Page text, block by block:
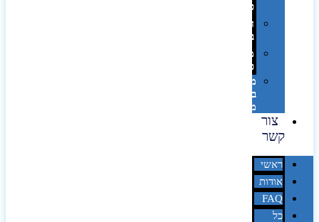
פרוצס
חריטה
בלייזר
מהו
פנטון?
מיתוג
באמצעות
מדבקות
צור
קשר
ראשי
אודות
FAQ
כל